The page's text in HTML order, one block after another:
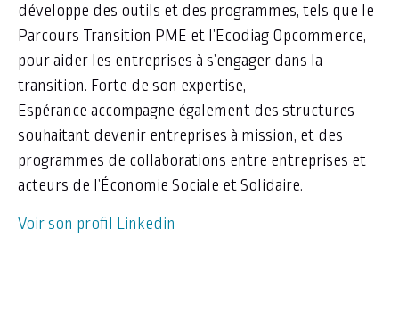
développe des outils et des programmes, tels que le
Parcours Transition PME et l’Ecodiag Opcommerce,
pour aider les entreprises à s’engager dans la
transition. Forte de son expertise,
Espérance accompagne également des structures
souhaitant devenir entreprises à mission, et des
programmes de collaborations entre entreprises et
acteurs de l’Économie Sociale et Solidaire.
Voir son profil Linkedin